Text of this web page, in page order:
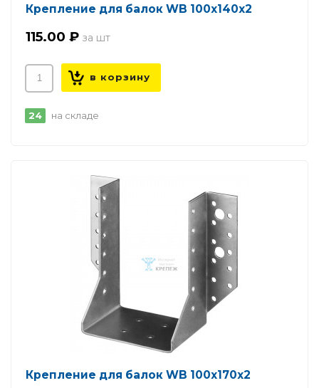
Крепление для балок WB 100х140х2
115.00 ₽
24 на складе
Крепление для балок WB 100х170х2